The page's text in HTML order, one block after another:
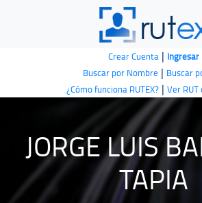
Crear Cuenta| Ingresar
Buscar por Nombre | Buscar
¿Cómo funciona RUTEX?| Ver
JORGE LUIS
TAPIA